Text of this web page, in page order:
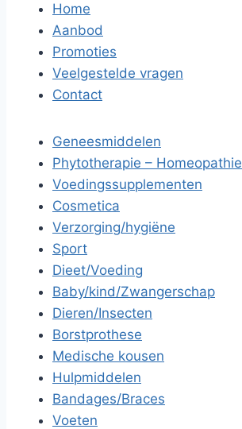
Home
Aanbod
Promoties
Veelgestelde vragen
Contact
Geneesmiddelen
Phytotherapie – Homeopathie
Voedingssupplementen
Cosmetica
Verzorging/hygiëne
Sport
Dieet/Voeding
Baby/kind/Zwangerschap
Dieren/Insecten
Borstprothese
Medische kousen
Hulpmiddelen
Bandages/Braces
Voeten